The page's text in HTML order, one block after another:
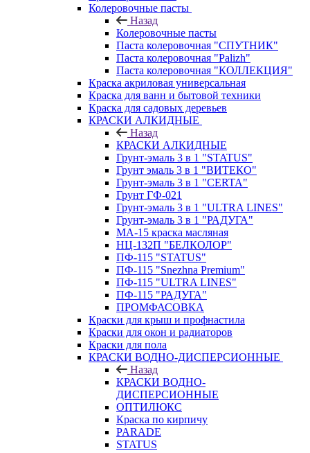
Колеровочные пасты
Назад
Колеровочные пасты
Паста колеровочная "СПУТНИК"
Паста колеровочная "Palizh"
Паста колеровочная "КОЛЛЕКЦИЯ"
Краска акриловая универсальная
Краска для ванн и бытовой техники
Краска для садовых деревьев
КРАСКИ АЛКИДНЫЕ
Назад
КРАСКИ АЛКИДНЫЕ
Грунт-эмаль 3 в 1 "STATUS"
Грунт эмаль 3 в 1 "ВИТЕКО"
Грунт-эмаль 3 в 1 "CERTA"
Грунт ГФ-021
Грунт-эмаль 3 в 1 "ULTRA LINES"
Грунт-эмаль 3 в 1 "РАДУГА"
МА-15 краска масляная
НЦ-132П "БЕЛКОЛОР"
ПФ-115 "STATUS"
ПФ-115 "Snezhna Premium"
ПФ-115 "ULTRA LINES"
ПФ-115 "РАДУГА"
ПРОМФАСОВКА
Краски для крыш и профнастила
Краски для окон и радиаторов
Краски для пола
КРАСКИ ВОДНО-ДИСПЕРСИОННЫЕ
Назад
КРАСКИ ВОДНО-
ДИСПЕРСИОННЫЕ
ОПТИЛЮКС
Краска по кирпичу
PARADE
STATUS